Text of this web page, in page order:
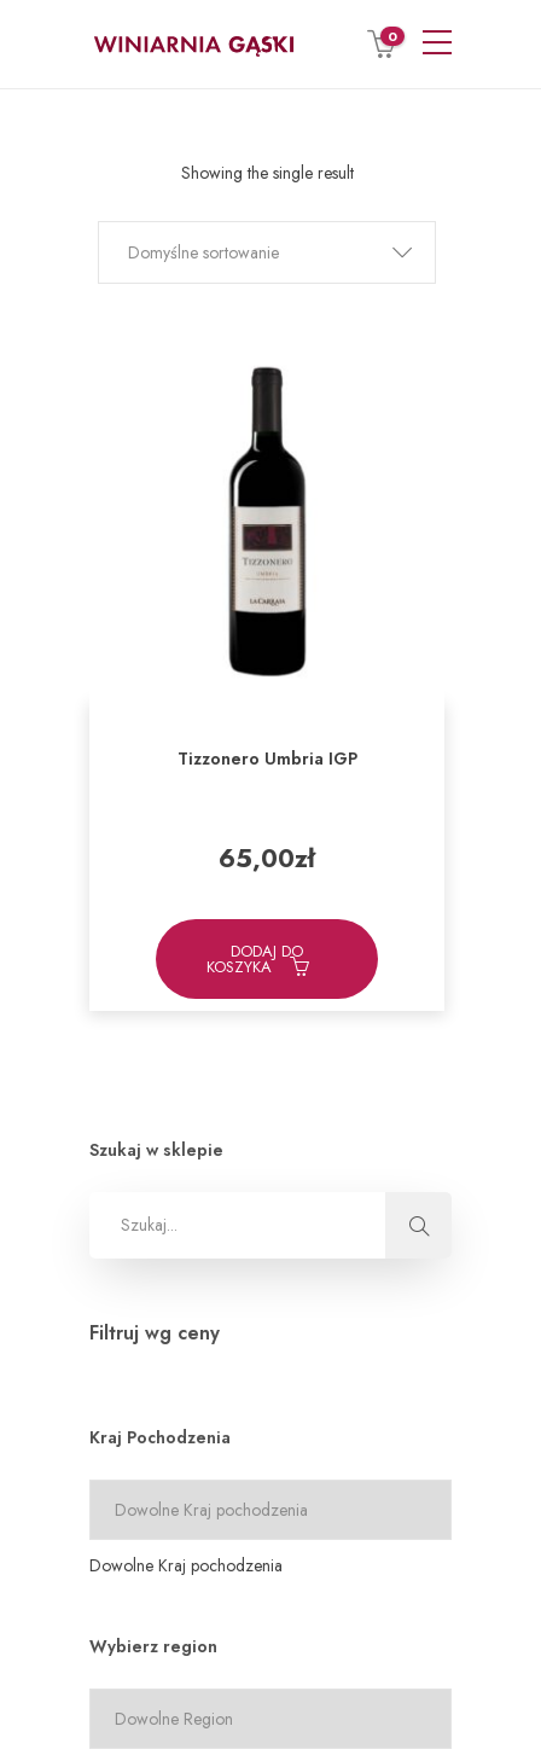
0
Showing the single result
Domyślne sortowanie
Tizzonero Umbria IGP
65,00zł
DODAJ DO
KOSZYKA
Szukaj w sklepie
Filtruj wg ceny
Kraj Pochodzenia
Dowolne Kraj pochodzenia
Wybierz region